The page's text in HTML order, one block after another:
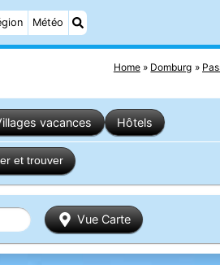
Météo
Home Domburg
vacances Hôtels
et trouver
Vue Carte